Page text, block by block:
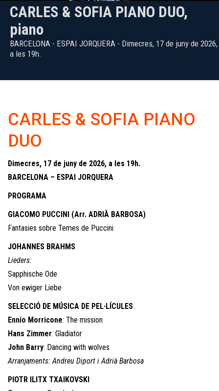
CARLES & SOFIA PIANO DUO,
piano
BARCELONA - ESPAI JORQUERA - Dimecres, 17 de juny de 2026,
a les 19h.
CARLES & SOFIA PIANO
DUO
Dimecres, 17 de juny de 2026, a les 19h.
BARCELONA – ESPAI JORQUERA
PROGRAMA
GIACOMO PUCCINI (Arr. ADRIÀ BARBOSA)
Fantasies sobre Temes de Puccini
JOHANNES BRAHMS
Lieders:
Sapphische Ode
Von ewiger Liebe
SELECCIÓ DE MÚSICA DE PEL·LÍCULES
Ennio Morricone: The mission
Hans Zimmer: Gladiator
John Barry: Dancing with wolves
Arranjaments: Andreu Diport i Adrià Barbosa
PIOTR ILITX TXAIKOVSKI